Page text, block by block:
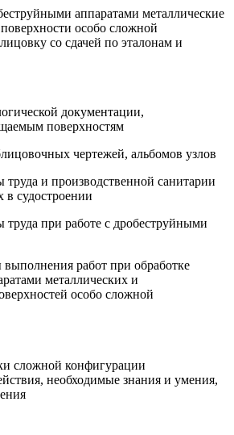
аппаратами металлические
особо сложной
со сдачей по эталонам и
документации,
поверхностям
чертежей, альбомов узлов
труда и производственной санитарии
в судостроении
труда при работе с дробеструйными
работ при обработке
металлических и
особо сложной
сложной конфигурации
необходимые знания и умения,